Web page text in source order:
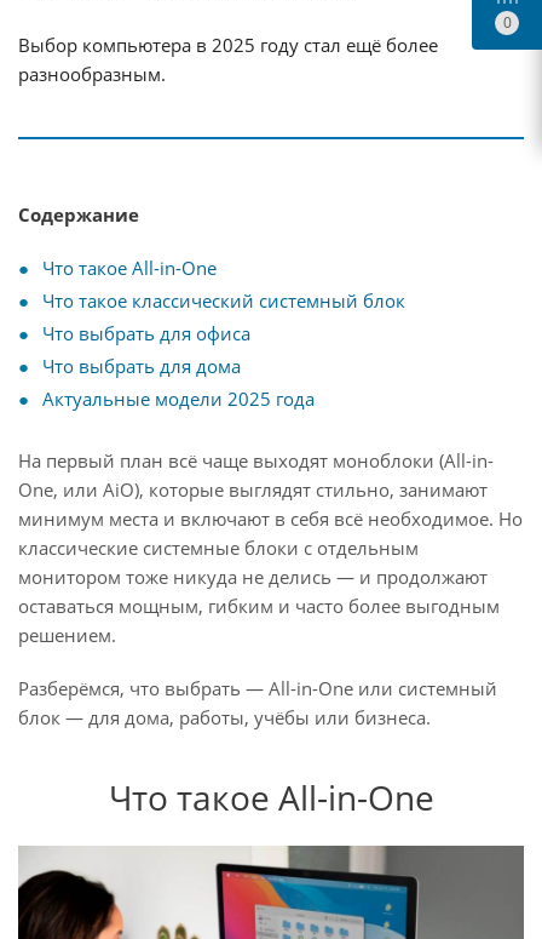
Выбор компьютера в 2025 году стал ещё более
разнообразным.
Содержание
Что такое All-in-One
Что такое классический системный блок
Что выбрать для офиса
Что выбрать для дома
Актуальные модели 2025 года
На первый план всё чаще выходят моноблоки (All-in-
One, или AiO), которые выглядят стильно, занимают
минимум места и включают в себя всё необходимое. Но
классические системные блоки с отдельным
монитором тоже никуда не делись — и продолжают
оставаться мощным, гибким и часто более выгодным
решением.
Разберёмся, что выбрать — All-in-One или системный
блок — для дома, работы, учёбы или бизнеса.
Что такое All-in-One
0